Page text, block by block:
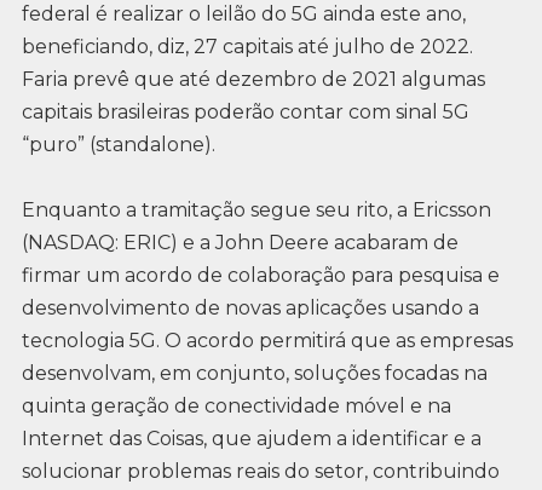
federal é realizar o leilão do 5G ainda este ano,
beneficiando, diz, 27 capitais até julho de 2022.
Faria prevê que até dezembro de 2021 algumas
capitais brasileiras poderão contar com sinal 5G
“puro” (standalone).
Enquanto a tramitação segue seu rito, a Ericsson
(NASDAQ: ERIC) e a John Deere acabaram de
firmar um acordo de colaboração para pesquisa e
desenvolvimento de novas aplicações usando a
tecnologia 5G. O acordo permitirá que as empresas
desenvolvam, em conjunto, soluções focadas na
quinta geração de conectividade móvel e na
Internet das Coisas, que ajudem a identificar e a
solucionar problemas reais do setor, contribuindo